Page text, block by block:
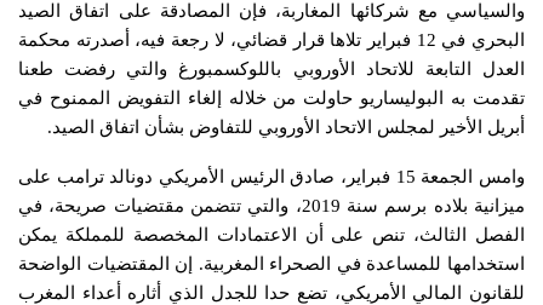
والسياسي مع شركائها المغاربة، فإن المصادقة على اتفاق الصيد
البحري في 12 فبراير تلاها قرار قضائي، لا رجعة فيه، أصدرته محكمة
العدل التابعة للاتحاد الأوروبي باللوكسمبورغ والتي رفضت طعنا
تقدمت به البوليساريو حاولت من خلاله إلغاء التفويض الممنوح في
أبريل الأخير لمجلس الاتحاد الأوروبي للتفاوض بشأن اتفاق الصيد.
وامس الجمعة 15 فبراير، صادق الرئيس الأمريكي دونالد ترامب على
ميزانية بلاده برسم سنة 2019، والتي تتضمن مقتضيات صريحة، في
الفصل الثالث، تنص على أن الاعتمادات المخصصة للمملكة يمكن
استخدامها للمساعدة في الصحراء المغربية. إن المقتضيات الواضحة
للقانون المالي الأمريكي، تضع حدا للجدل الذي أثاره أعداء المغرب